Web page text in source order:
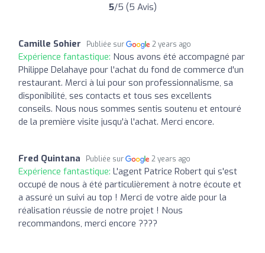
5/5 (5 Avis)
Camille Sohier Publiée sur 2 years ago
Expérience fantastique: Nous avons été accompagné par
Philippe Delahaye pour l'achat du fond de commerce d'un
restaurant. Merci à lui pour son professionnalisme, sa
disponibilité, ses contacts et tous ses excellents
conseils. Nous nous sommes sentis soutenu et entouré
de la première visite jusqu'à l'achat. Merci encore.
Fred Quintana Publiée sur 2 years ago
Expérience fantastique: L'agent Patrice Robert qui s'est
occupé de nous à été particulièrement à notre écoute et
a assuré un suivi au top ! Merci de votre aide pour la
réalisation réussie de notre projet ! Nous
recommandons, merci encore ????